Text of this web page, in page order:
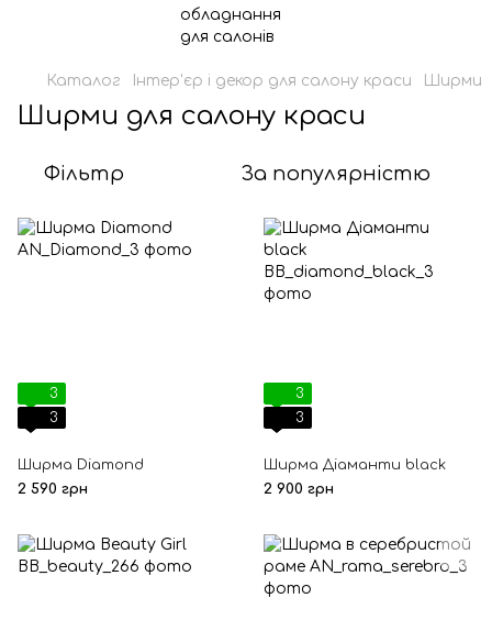
Каталог Інтер'єр і декор для салону краси Ширми
Ширми для салону краси
Фільтр За популярністю
3
3
Ширма Diamond
2 590 грн
3
3
Ширма Діаманти black
2 900 грн